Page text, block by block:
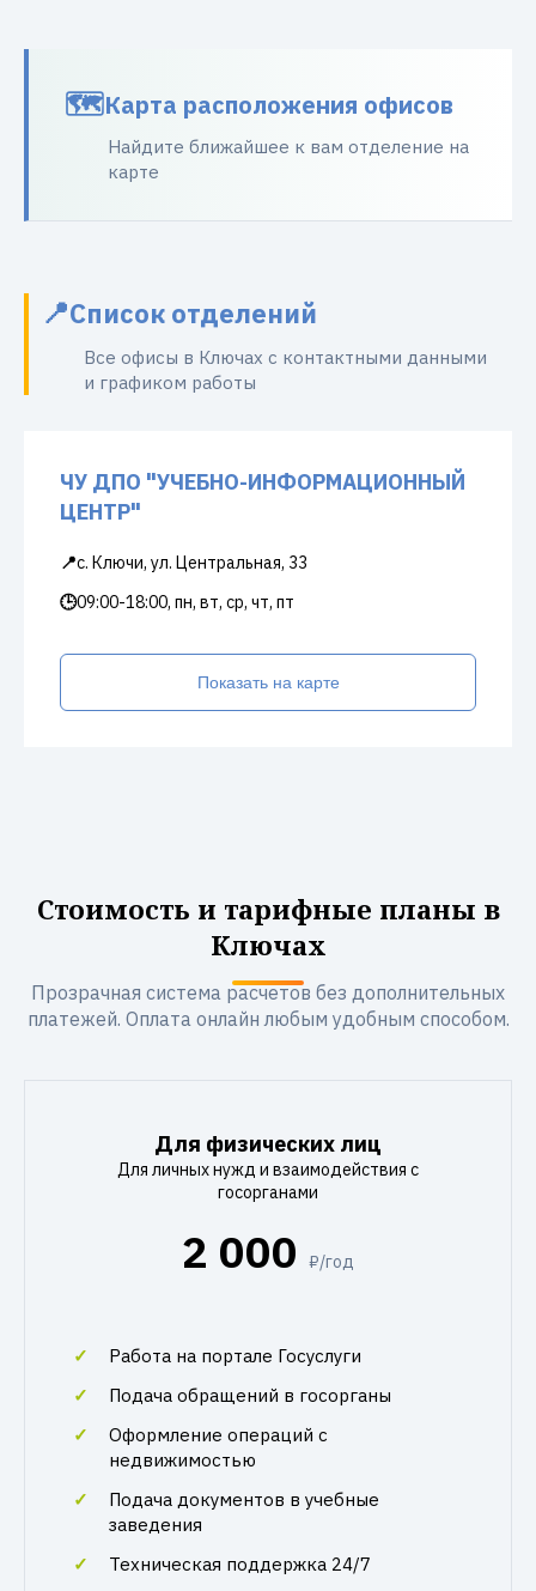
Карта расположения офисов
Найдите ближайшее к вам отделение на
карте
Список отделений
Все офисы в Ключах с контактными данными
и графиком работы
ЧУ ДПО "УЧЕБНО-ИНФОРМАЦИОННЫЙ
ЦЕНТР"
📍с. Ключи, ул. Центральная, 33
🕒09:00-18:00, пн, вт, ср, чт, пт
Показать на карте
Стоимость и тарифные планы в
Ключах
Прозрачная система расчетов без дополнительных
платежей. Оплата онлайн любым удобным способом.
Для физических лиц
Для личных нужд и взаимодействия с
госорганами
2 000 ₽/год
Работа на портале Госуслуги
Подача обращений в госорганы
Оформление операций с
недвижимостью
Подача документов в учебные
заведения
Техническая поддержка 24/7